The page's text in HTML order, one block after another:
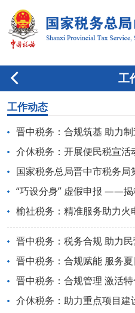
工
工作动态
晋中税务：合规筑基 助力
介休税务：开展便民税宣活
晋中税务：税务合规 助力
晋中税务：合规赋能 服务
晋中税务：合规管理 激活